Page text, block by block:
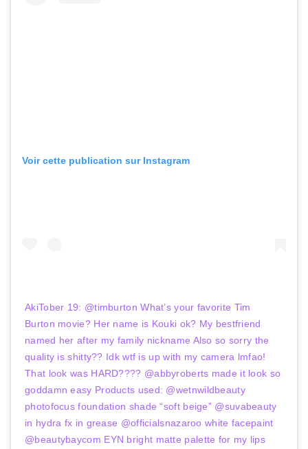
Voir cette publication sur Instagram
AkiTober 19: @timburton What’s your favorite Tim
Burton movie? Her name is Kouki ok? My bestfriend
named her after my family nickname Also so sorry the
quality is shitty?? Idk wtf is up with my camera lmfao!
That look was HARD???? @abbyroberts made it look so
goddamn easy Products used: @wetnwildbeauty
photofocus foundation shade “soft beige” @suvabeauty
in hydra fx in grease @officialsnazaroo white facepaint
@beautybaycom EYN bright matte palette for my lips